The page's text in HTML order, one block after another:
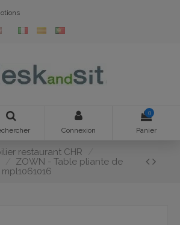
Connexion
0
Panier
restaurant CHR
ZOWN - Table pliante de